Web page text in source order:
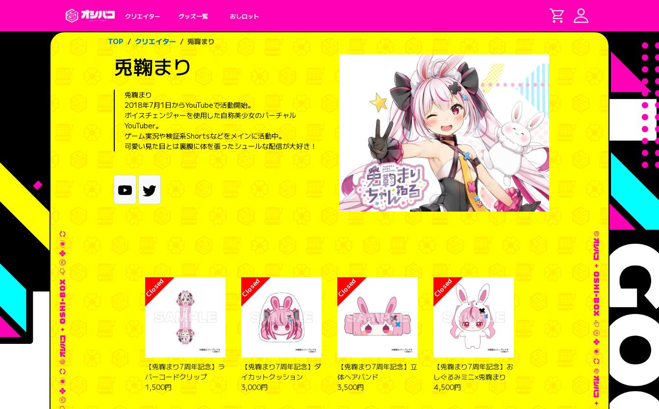
クリエイター グッズ一覧 おしロット
TOP クリエイター 兎鞠まり
兎鞠まり
兎鞠まり
2018年7月1日からYouTubeで活動開始。
ボイスチェンジャーを使用した自称美少女のバーチャル
YouTuber。
ゲーム実況や検証系Shortsなどをメインに活動中。
可愛い見た目とは裏腹に体を張ったシュールな配信が大好き！
【兎鞠まり7周年記念】ラ
バーコードクリップ
1,500円
【兎鞠まり7周年記念】ダ
イカットクッション
3,000円
【兎鞠まり7周年記念】立
体ヘアバンド
3,500円
【兎鞠まり7周年記念】お
しぐるみミニ×兎鞠まり
4,500円